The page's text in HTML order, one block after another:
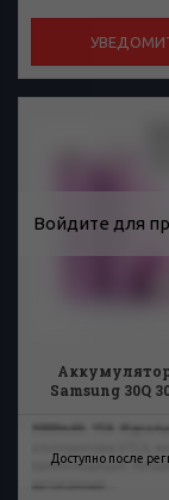
Войдите для
Аккумулятор
Samsung 30Q
Доступно после
3000mAh, 15A.
превосходящая.